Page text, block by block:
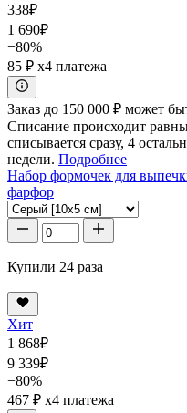
338₽
1 690₽
−80%
85 ₽ x4 платежа
Заказ до 150 000 ₽ может
Списание происходит
списывается сразу, 4
недели. Подробнее
Набор формочек для
фарфор
Купили 24 раза
Хит
1 868₽
9 339₽
−80%
467 ₽ x4 платежа